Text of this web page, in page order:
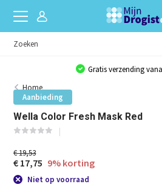
Gratis verzending
Home
Aanbieding
Wella Color Fresh Mask Red
€ 19,53
€ 17,75 9% korting
Niet op voorraad